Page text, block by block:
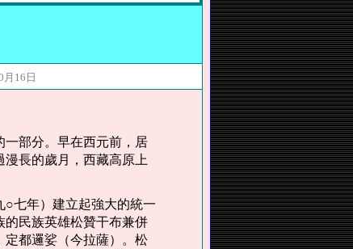
16日
一部分。早在西元前，居
長的歲月，西藏高原上
○七年）建立起強大的統一
的民族英雄松贊干布兼併
定都邏娑（今拉薩）。松